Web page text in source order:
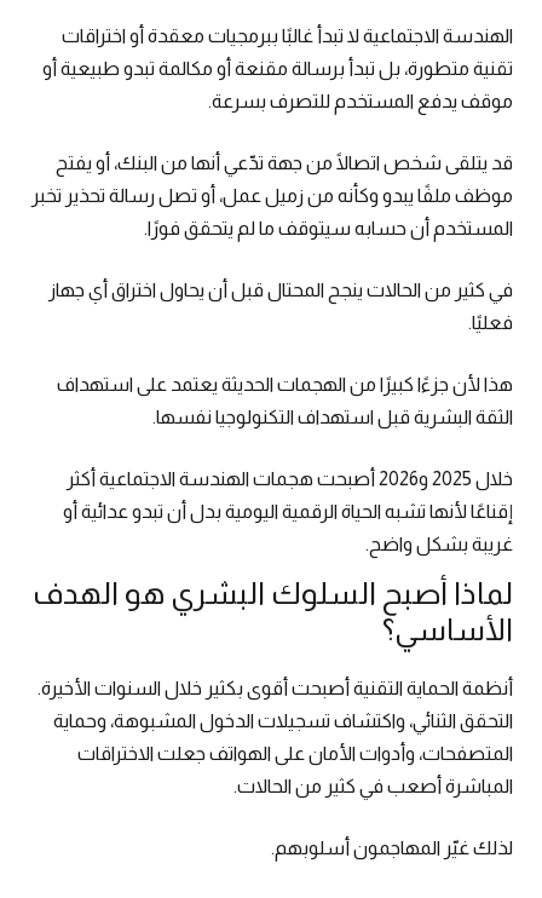
الهندسة الاجتماعية لا تبدأ غالبًا ببرمجيات معقدة أو اختراقات
تقنية متطورة، بل تبدأ برسالة مقنعة أو مكالمة تبدو طبيعية أو
موقف يدفع المستخدم للتصرف بسرعة.
قد يتلقى شخص اتصالًا من جهة تدّعي أنها من البنك، أو يفتح
موظف ملفًا يبدو وكأنه من زميل عمل، أو تصل رسالة تحذير تخبر
المستخدم أن حسابه سيتوقف ما لم يتحقق فورًا.
في كثير من الحالات ينجح المحتال قبل أن يحاول اختراق أي جهاز
فعليًا.
هذا لأن جزءًا كبيرًا من الهجمات الحديثة يعتمد على استهداف
الثقة البشرية قبل استهداف التكنولوجيا نفسها.
خلال 2025 و2026 أصبحت هجمات الهندسة الاجتماعية أكثر
إقناعًا لأنها تشبه الحياة الرقمية اليومية بدل أن تبدو عدائية أو
غريبة بشكل واضح.
لماذا أصبح السلوك البشري هو الهدف
الأساسي؟
أنظمة الحماية التقنية أصبحت أقوى بكثير خلال السنوات الأخيرة.
التحقق الثنائي، واكتشاف تسجيلات الدخول المشبوهة، وحماية
المتصفحات، وأدوات الأمان على الهواتف جعلت الاختراقات
المباشرة أصعب في كثير من الحالات.
لذلك غيّر المهاجمون أسلوبهم.